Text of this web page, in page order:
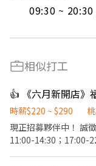
09:30 ~
相似打工
時薪$220 ~ $290
現正招募夥伴中！ 誠徵工
11:00-14:30；17:00-